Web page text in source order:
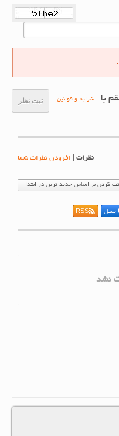
ثبت نظر شرایط و قوانین.
نظرات |افزودن نظرات شما
بر اساس جدید ترین در ابتدا
RSS